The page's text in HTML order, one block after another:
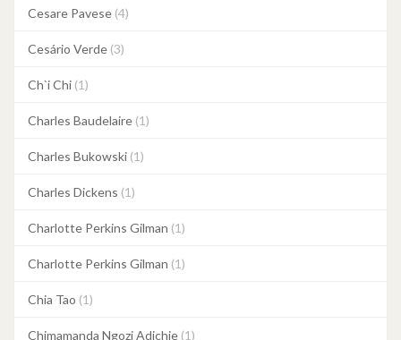
Cesare Pavese (4)
Cesário Verde (3)
Ch`i Chi (1)
Charles Baudelaire (1)
Charles Bukowski (1)
Charles Dickens (1)
Charlotte Perkins Gilman (1)
Charlotte Perkins Gilman (1)
Chia Tao (1)
Chimamanda Ngozi Adichie (1)